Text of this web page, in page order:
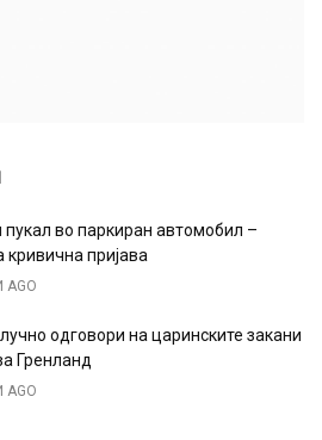
во паркиран автомобил –
кривична пријава
одговори на царинските закани
Гренланд